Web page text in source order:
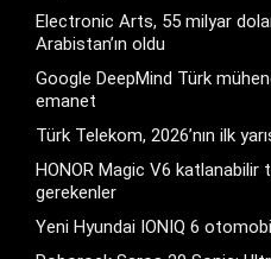
Electronic Arts, 55 milyar
Arabistan’ın oldu
Google DeepMind Türk
emanet
Türk Telekom, 2026’nın ilk
HONOR Magic V6
gerekenler
Yeni Hyundai IONIQ 6